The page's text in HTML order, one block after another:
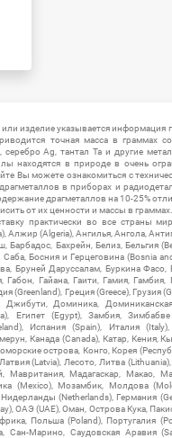
изделие указывается информация
точная масса в граммах
Ag, тантал Ta и другие
находятся в природе в очень
Вы можете ознакомиться с
в приборах и
драгметаллов на 10-25%
от их ценности и массы в граммах.
практически во все страны
Алжир (Algeria), Ангилья, Ангола,
Барбадос, Бахрейн, Белиз, Бельгия
Босния и Герцеговина (Bosnia
Бруней Даруссалам, Буркина Фасо,
Габон, Гайана, Гаити, Гамия, Гамбия,
(Greenland), Греция (Greece), Грузия
Джибути, Доминика,
Египет (Egypt), Замбия,
Испания (Spain), Италия (Italy),
Канада (Canada), Катар, Кения,
острова, Конго, Корея
(Latvia), Лесото, Литва
Мавритания, Мадагаскар, Макао,
(Mexico), Мозамбик, Молдова
(Netherlands), Германия
ОАЭ (UAE), Оман, Острова Кука,
Польша (Poland), Португалия
Сан-Марино, Саудовская Аравия